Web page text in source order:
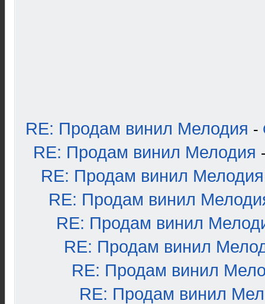
RE: Продам винил Мелодия -
RE: Продам винил Мелодия
RE: Продам винил Мелодия
RE: Продам винил
RE: Продам винил
RE: Продам винил
RE: Продам винил
RE: Продам винил